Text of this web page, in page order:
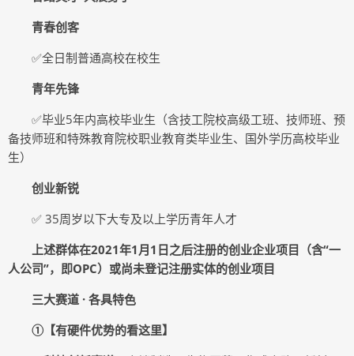
青春创客
✅全日制普通高校在校生
青年先锋
✅毕业5年内高校毕业生（含技工院校高级工班、技师班、预
备技师班和特殊教育院校职业教育类毕业生、国外学历高校毕业
生）
创业新锐
✅ 35周岁以下大专及以上学历青年人才
上述群体在2021年1月1日之后注册的创业企业项目（含“一
人公司”，即OPC）或尚未登记注册实体的创业项目
三大赛道 · 各具特色
①【有硬件优势的看这里】